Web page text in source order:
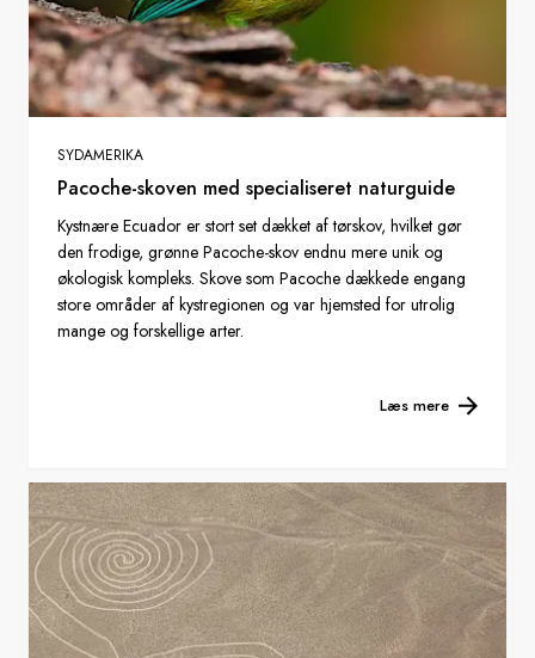
SYDAMERIKA
Pacoche-skoven med specialiseret naturguide
Kystnære Ecuador er stort set dækket af tørskov, hvilket gør
den frodige, grønne Pacoche-skov endnu mere unik og
økologisk kompleks. Skove som Pacoche dækkede engang
store områder af kystregionen og var hjemsted for utrolig
mange og forskellige arter.
Læs mere